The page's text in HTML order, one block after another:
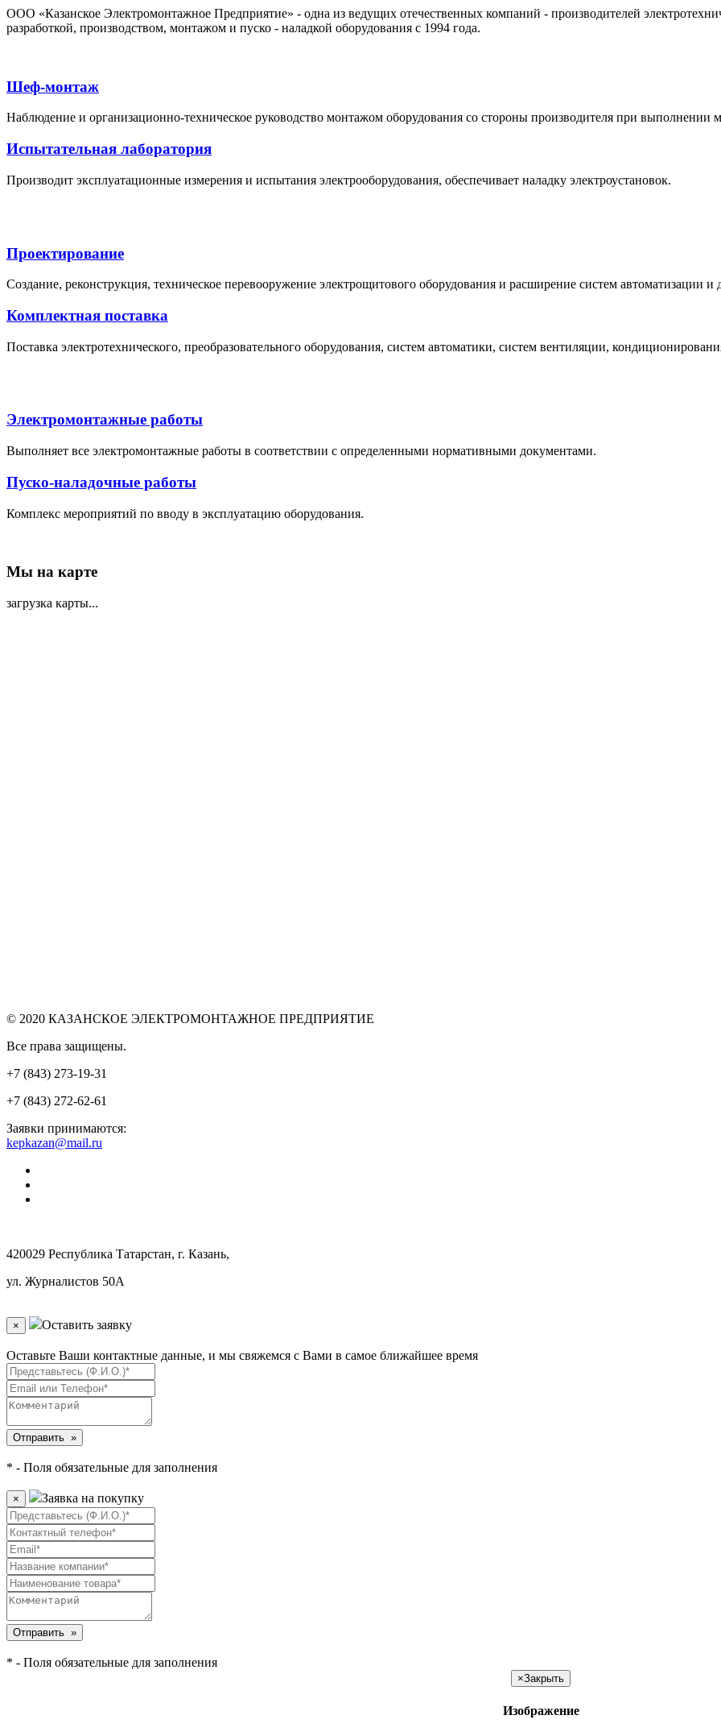
ООО «Казанское Электромонтажное Предприятие» - одна из ведущих отечественных компаний - производителей
разработкой, производством, монтажом и пуско - наладкой оборудования с 1994 года.
Шеф-монтаж
Наблюдение и организационно-техническое руководство монтажом оборудования со стороны производителя при выполнении
Испытательная лаборатория
Производит эксплуатационные измерения и испытания электрооборудования, обеспечивает наладку электроустановок.
Проектирование
Создание, реконструкция, техническое перевооружение электрощитового оборудования и расширение систем автоматизации и
Комплектная поставка
Поставка электротехнического, преобразовательного оборудования, систем автоматики, систем вентиляции,
Электромонтажные работы
Выполняет все электромонтажные работы в соответствии с определенными нормативными документами.
Пуско-наладочные работы
Комплекс мероприятий по вводу в эксплуатацию оборудования.
Мы на карте
загрузка карты...
© 2020 КАЗАНСКОЕ ЭЛЕКТРОМОНТАЖНОЕ ПРЕДПРИЯТИЕ
Все права защищены.
+7 (843) 273-19-31
+7 (843) 272-62-61
Заявки принимаются:
kepkazan@mail.ru
420029 Республика Татарстан, г. Казань,
ул. Журналистов 50А
× Оставить заявку
Оставьте Ваши контактные данные, и мы свяжемся с Вами в самое ближайшее время
* - Поля обязательные для заполнения
× Заявка на покупку
* - Поля обязательные для заполнения
×Закрыть
Изображение